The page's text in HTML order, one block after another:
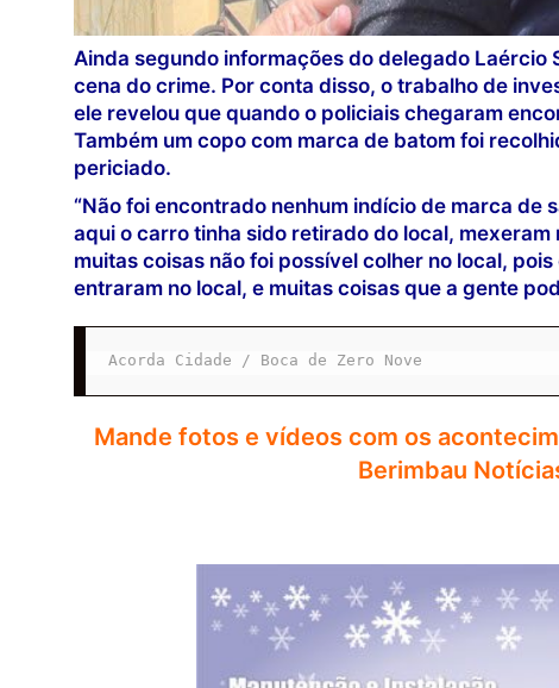
Ainda segundo informações do delegado Laércio
cena do crime. Por conta disso, o trabalho de
ele revelou que quando o policiais chegaram
Também um copo com marca de batom foi
periciado.
“Não foi encontrado nenhum indício de marca
aqui o carro tinha sido retirado do local,
muitas coisas não foi possível colher no local,
entraram no local, e muitas coisas que a gente
Acorda Cidade / Boca de Zero Nove
Mande fotos e vídeos com os
Berimbau